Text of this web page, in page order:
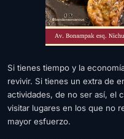
Si tienes tiempo y la
revivir. Si tienes un extra de
actividades, de no ser así, el
visitar lugares en los que no
mayor esfuerzo.